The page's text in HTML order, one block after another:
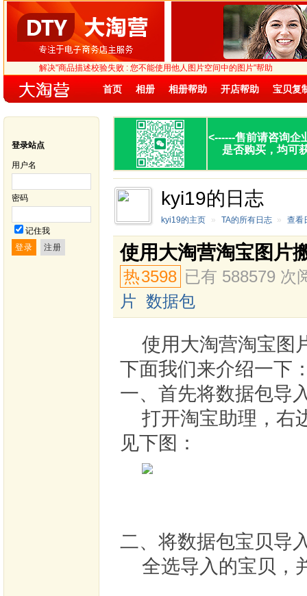
解决"商品描述校验失败 : 您不能使用他人图片空间中的图片"帮助
首页 相册 相册帮助 开店帮助 宝贝复
登录站点
用户名
密码
记住我
<------售前请咨询企
是否购买，均可
kyi19的日志
kyi19的主页 » TA的所有日志 » 查看
使用大淘营淘宝图片
热3598 已有 588579 次
片 数据包
使用大淘营淘宝图
下面我们来介绍一下
一、首先将数据包导
打开淘宝助理，右
见下图：
二、将数据包宝贝导
全选导入的宝贝，